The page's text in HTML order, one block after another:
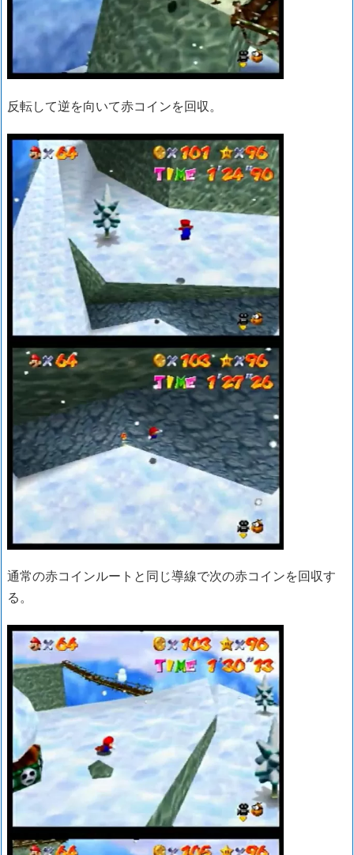
反転して逆を向いて赤コインを回収。
通常の赤コインルートと同じ導線で次の赤コインを回収す
る。